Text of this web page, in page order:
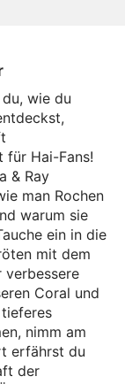
wie du
für Hai-Fans!
& Ray
man Rochen
warum sie
ein in die
mit dem
verbessere
Coral und
nimm am
erfährst du
der